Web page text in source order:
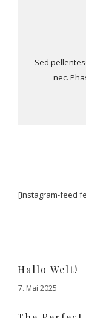
Sed
nec.
[instagram-feed
Hallo Welt!
7. Mai 2025